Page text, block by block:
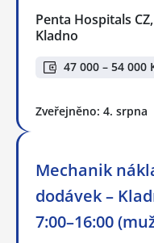
Penta Hospitals
Kladno
47 000 – 54 000
Zveřejněno: 4. srpna
Mechanik
dodávek –
7:00–16:00